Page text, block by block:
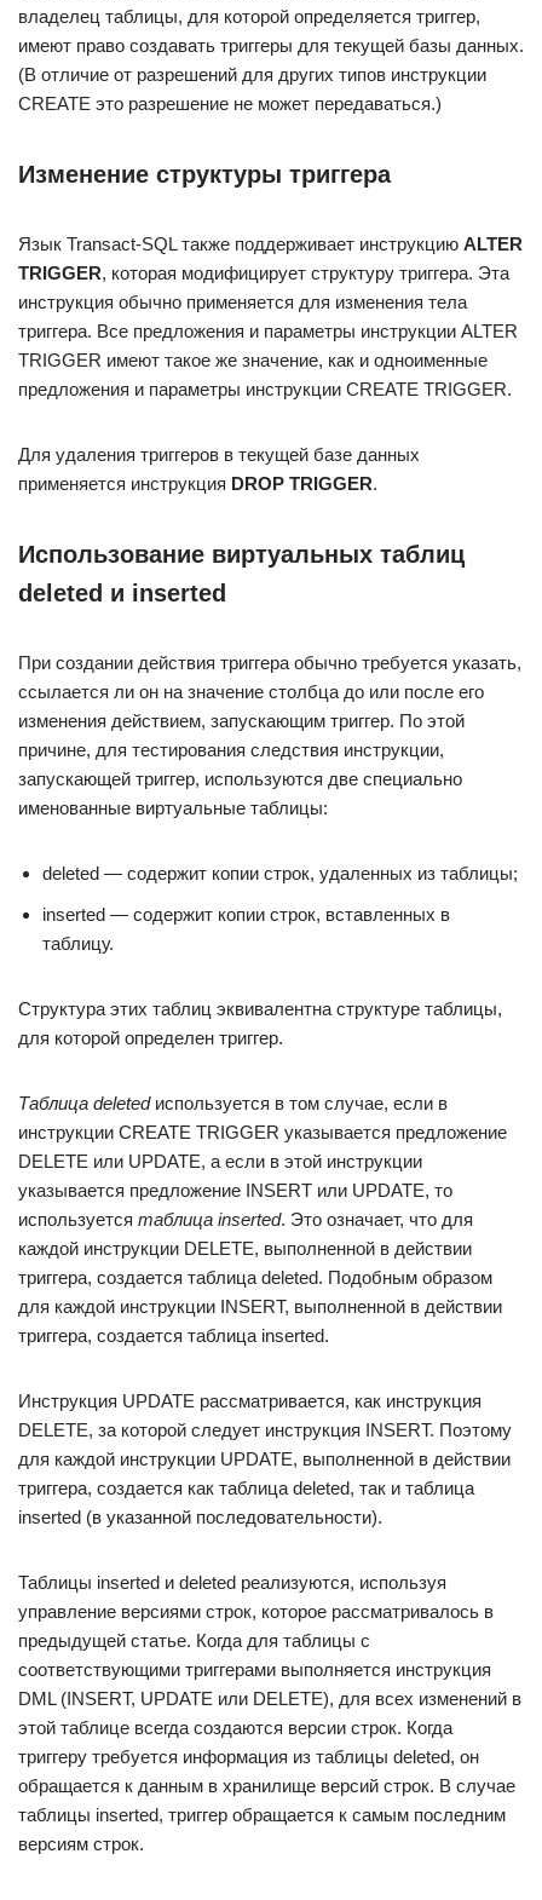
владелец таблицы, для которой определяется триггер,
имеют право создавать триггеры для текущей базы данных.
(В отличие от разрешений для других типов инструкции
CREATE это разрешение не может передаваться.)
Изменение структуры триггера
Язык Transact-SQL также поддерживает инструкцию ALTER
TRIGGER, которая модифицирует структуру триггера. Эта
инструкция обычно применяется для изменения тела
триггера. Все предложения и параметры инструкции ALTER
TRIGGER имеют такое же значение, как и одноименные
предложения и параметры инструкции CREATE TRIGGER.
Для удаления триггеров в текущей базе данных
применяется инструкция DROP TRIGGER.
Использование виртуальных таблиц
deleted и inserted
При создании действия триггера обычно требуется указать,
ссылается ли он на значение столбца до или после его
изменения действием, запускающим триггер. По этой
причине, для тестирования следствия инструкции,
запускающей триггер, используются две специально
именованные виртуальные таблицы:
deleted — содержит копии строк, удаленных из таблицы;
inserted — содержит копии строк, вставленных в
таблицу.
Структура этих таблиц эквивалентна структуре таблицы,
для которой определен триггер.
Таблица deletedиспользуется в том случае, если в
инструкции CREATE TRIGGER указывается предложение
DELETE или UPDATE, а если в этой инструкции
указывается предложение INSERT или UPDATE, то
используется таблица inserted. Это означает, что для
каждой инструкции DELETE, выполненной в действии
триггера, создается таблица deleted. Подобным образом
для каждой инструкции INSERT, выполненной в действии
триггера, создается таблица inserted.
Инструкция UPDATE рассматривается, как инструкция
DELETE, за которой следует инструкция INSERT. Поэтому
для каждой инструкции UPDATE, выполненной в действии
триггера, создается как таблица deleted, так и таблица
inserted (в указанной последовательности).
Таблицы inserted и deleted реализуются, используя
управление версиями строк, которое рассматривалось в
предыдущей статье. Когда для таблицы с
соответствующими триггерами выполняется инструкция
DML (INSERT, UPDATE или DELETE), для всех изменений в
этой таблице всегда создаются версии строк. Когда
триггеру требуется информация из таблицы deleted, он
обращается к данным в хранилище версий строк. В случае
таблицы inserted, триггер обращается к самым последним
версиям строк.